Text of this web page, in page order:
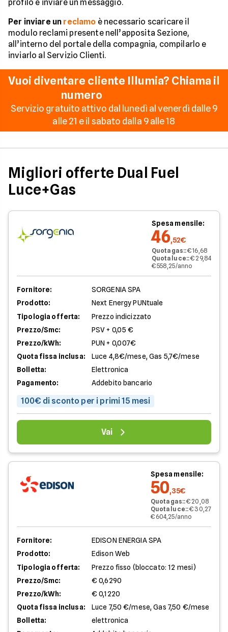
profilo e inviare un messaggio.
Per inviare un reclamo è necessario scaricare il
modulo reclami presente nell’apposita Sezione,
all’interno del portale della compagnia, compilarlo e
inviarlo al Servizio Clienti.
Vuoi diventare cliente Illumia? Chiama il
numero
Servizio gratuito attivo dal lunedì al venerdì dalle 9
alle 21 e il sabato dalla 9 alle 18
Migliori offerte Dual Fuel
Luce+Gas
Spesa mensile:
46,52€
Quota gas::€ 16,68
Quota luce::€ 29,84
€ 558,25/anno
Fornitore:
SORGENIA SPA
Prodotto:
Next Energy PUNtuale
Tipologia offerta:
Prezzo indicizzato
Prezzo/Smc:
PSV + 0,05 €
Prezzo/kWh:
PUN + 0,007€
Quota fissa inclusa:
Luce 4,8€/mese, Gas 5,7€/mese
Bolletta:
Elettronica
Pagamento:
Addebito bancario
100€ di sconto per i primi 15 mesi
Vai
Spesa mensile:
50,35€
Quota gas::€ 20,08
Quota luce::€ 30,27
€ 604,25/anno
Fornitore:
EDISON ENERGIA SPA
Prodotto:
Edison Web
Tipologia offerta:
Prezzo fisso (bloccato: 12 mesi)
Prezzo/Smc:
€ 0,6290
Prezzo/kWh:
€ 0,1220
Quota fissa inclusa:
Luce 7,50 €/mese, Gas 7,50 €/mese
Bolletta:
elettronica